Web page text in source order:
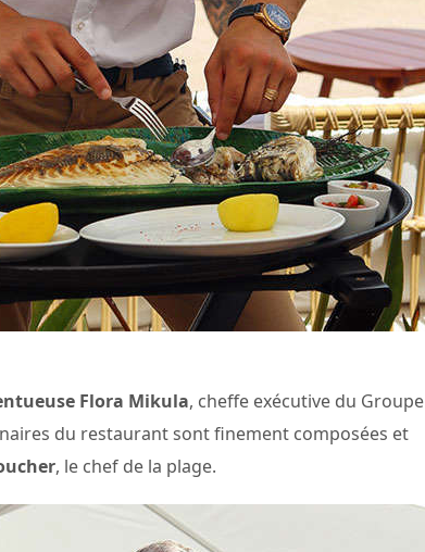
Flora Mikula, cheffe exécutive du Groupe
du restaurant sont finement composées et
, le chef de la plage.